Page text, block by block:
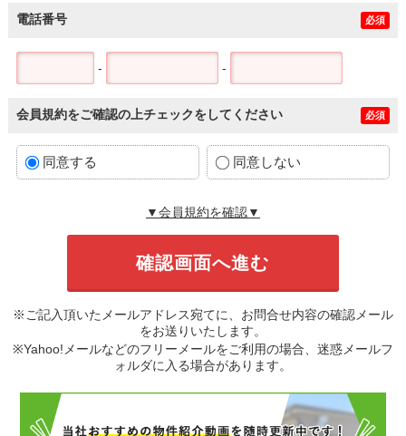
電話番号 必須
- -
会員規約をご確認の上チェックをしてください 必須
同意する 同意しない
▼会員規約を確認▼
※ご記入頂いたメールアドレス宛てに、お問合せ内容の確認メール
をお送りいたします。
※Yahoo!メールなどのフリーメールをご利用の場合、迷惑メールフ
ォルダに入る場合があります。